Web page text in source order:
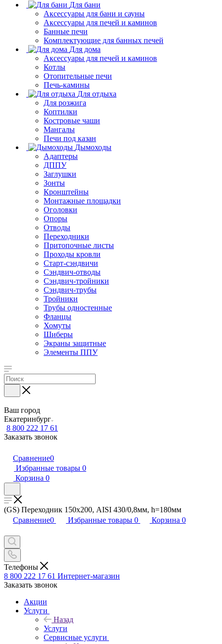
Для бани
Аксессуары для бани и сауны
Аксессуары для печей и каминов
Банные печи
Комплектующие для банных печей
Для дома
Аксессуары для печей и каминов
Котлы
Отопительные печи
Печь-камины
Для отдыха
Для розжига
Коптилки
Костровые чаши
Мангалы
Печи под казан
Дымоходы
Адаптеры
ДППУ
Заглушки
Зонты
Кронштейны
Монтажные площадки
Оголовки
Опоры
Отводы
Переходники
Притопочные листы
Проходы кровли
Старт-сэндвичи
Сэндвич-отводы
Сэндвич-тройники
Сэндвич-трубы
Тройники
Трубы одностенные
Фланцы
Хомуты
Шиберы
Экраны защитные
Элементы ППУ
Ваш город
Екатеринбург
8 800 222 17 61
Заказать звонок
Сравнение0
Избранные товары 0
Корзина 0
(GS) Переходник 150х200, AISI 430/0,8мм, h=180мм
Сравнение0 Избранные товары 0 Корзина 0
Телефоны
8 800 222 17 61 Интернет-магазин
Заказать звонок
Акции
Услуги
Назад
Услуги
Сервисные услуги